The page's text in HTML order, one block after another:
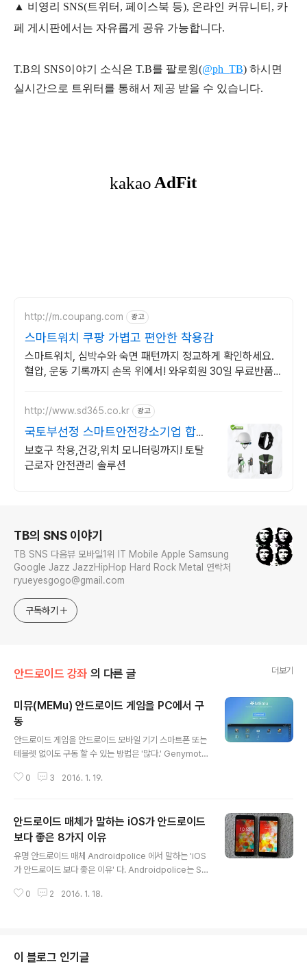
▲ 비영리 SNS(트위터, 페이스북 등), 온라인 커뮤니티, 카
페 게시판에서는 자유롭게 공유 가능합니다.
T.B의 SNS이야기 소식은 T.B를 팔로윙(@ph_TB) 하시면
실시간으로 트위터를 통해서 제공 받을 수 있습니다.
http://m.coupang.com 광고
스마트워치 쿠팡 가볍고 편안한 착용감
스마트워치, 심박수와 숙면 패턴까지 정교하게 확인하세요.
혈압, 운동 기록까지 손목 위에서! 와우회원 30일 무료반품
http://www.sd365.co.kr 광고
국토부선정 스마트안전강소기업 합리
적인 가격, 무료 컨설팅
보호구 착용,건강,위치 모니터링까지! 토탈
근로자 안전관리 솔루션
TB의 SNS 이야기
TB SNS 다음뷰 모바일1위 IT Mobile Apple Samsung
Google Jazz JazzHipHop Hard Rock Metal 연락처
ryueyesgogo@gmail.com
구독하기
안드로이드 강좌 의 다른 글 더보기
미뮤(MEMu) 안드로이드 게임을 PC에서 구
동
안드로이드 게임을 안드로이드 모바일 기기 스마트폰 또는
테블렛 없이도 구동 할 수 있는 방법은 '많다.' Genymoti
윈드로이, 녹스, Droid 4X 정도가 있다. 오늘 소개할 에뮬
화를 지원해야 구동이 원활하다.(최근 출시된 CPU는 거의
지원) 미뮤는 윈도우PC 뿐만 아니라 윈도우 계열의 2-in-
1 테블렛 등에서도 활용할 수 있다. 윈도우 기반 플랫폼에
설치하는 에뮬레이팅 앱 플레이어로 메모리, 해상도, 루트
모드, CPU 사양을 커스터마이징 할 수 있고, 조이스틱이나
키보드 설정을 할 수도 있다.(지니모..
0 3 2016. 1. 19.
안드로이드 매체가 말하는 iOS가 안드로이드
보다 좋은 8가지 이유
유명 안드로이드 매체 Androidpolice 에서 말하는 'iOS
가 안드로이드 보다 좋은 이유' 다. Androidpolice는 St
(안드로이드 보안 전문가이자 안티 애플러들이 주축으로
폰, 아이패드, Mac), 이통사 통합 스펙(굉장히 중요하다.
글로벌 스펙이 동일해야 커뮤니티가 활성화 되고 매니아층
0 2 2016. 1. 18.
이 블로그 인기글